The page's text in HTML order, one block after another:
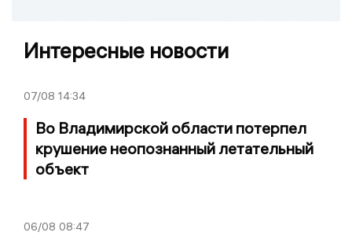
Интересные новости
07/08 14:34
Во Владимирской области потерпел
крушение неопознанный летательный
объект
06/08 08:47